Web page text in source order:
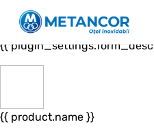
Close
{{
{{
{{ product.name }}